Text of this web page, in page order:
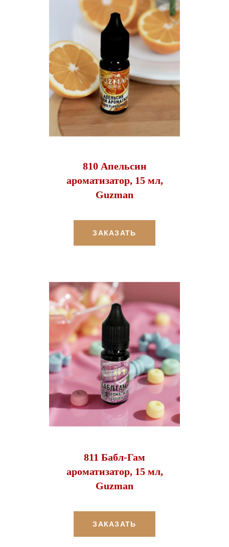
810 Апельсин
ароматизатор, 15 мл,
Guzman
ЗАКАЗАТЬ
811 Бабл-Гам
ароматизатор, 15 мл,
Guzman
ЗАКАЗАТЬ